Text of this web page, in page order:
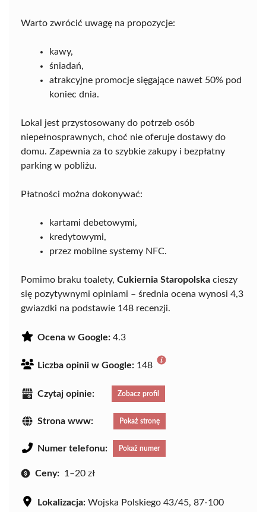
Warto zwrócić uwagę na propozycje:
kawy,
śniadań,
atrakcyjne promocje sięgające nawet 50% pod
koniec dnia.
Lokal jest przystosowany do potrzeb osób
niepełnosprawnych, choć nie oferuje dostawy do
domu. Zapewnia za to szybkie zakupy i bezpłatny
parking w pobliżu.
Płatności można dokonywać:
kartami debetowymi,
kredytowymi,
przez mobilne systemy NFC.
Pomimo braku toalety, Cukiernia Staropolska cieszy
się pozytywnymi opiniami – średnia ocena wynosi 4,3
gwiazdki na podstawie 148 recenzji.
Ocena w Google: 4.3
Liczba opinii w Google: 148
Czytaj opinie: Zobacz profil
Strona www: Pokaż stronę
Numer telefonu: Pokaż numer
Ceny: 1–20 zł
Lokalizacja: Wojska Polskiego 43/45, 87-100